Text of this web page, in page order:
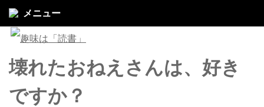
メニュー
壊れたおねえさんは、好き
ですか？